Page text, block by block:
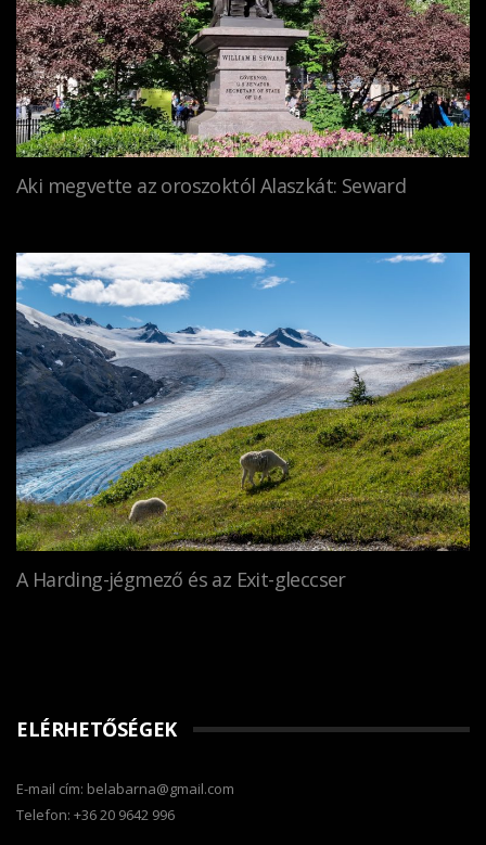
Aki megvette az oroszoktól Alaszkát: Seward
A Harding-jégmező és az Exit-gleccser
ELÉRHETŐSÉGEK
E-mail cím: belabarna@gmail.com
Telefon: +36 20 9642 996